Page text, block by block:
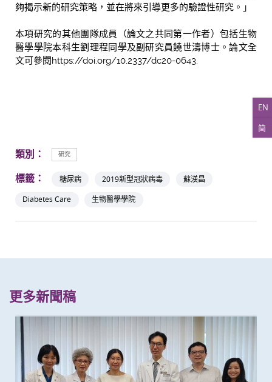
EN
简
夠揭示新的研究策略，並在將來引導更多的驗證性研究。」
本項研究的其他團隊成員（論文之共同第一作者）包括生物
醫學學院本科生劉理程同學及副研究員饒世濤博士。論文全
文可參閱https://doi.org/10.2337/dc20-0643.
類別： 研究
標籤： 糖尿病 2019新型冠狀病毒
蘇漢昌
Diabetes Care
生物醫學學院
更多新聞稿